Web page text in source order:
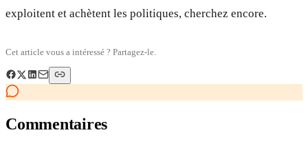
exploitent et achètent les politiques, cherchez encore.
Cet article vous a intéressé ? Partagez-le.
Commentaires